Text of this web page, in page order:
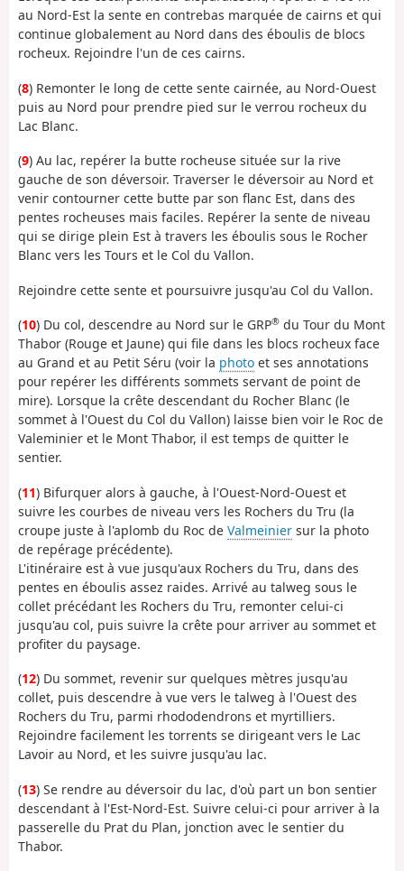
au Nord-Est la sente en contrebas marquée de cairns et qui
continue globalement au Nord dans des éboulis de blocs
rocheux. Rejoindre l'un de ces cairns.
(8) Remonter le long de cette sente cairnée, au Nord-Ouest
puis au Nord pour prendre pied sur le verrou rocheux du
Lac Blanc.
(9) Au lac, repérer la butte rocheuse située sur la rive
gauche de son déversoir. Traverser le déversoir au Nord et
venir contourner cette butte par son flanc Est, dans des
pentes rocheuses mais faciles. Repérer la sente de niveau
qui se dirige plein Est à travers les éboulis sous le Rocher
Blanc vers les Tours et le Col du Vallon.
Rejoindre cette sente et poursuivre jusqu'au Col du Vallon.
(10) Du col, descendre au Nord sur le GRP® du Tour du Mont
Thabor (Rouge et Jaune) qui file dans les blocs rocheux face
au Grand et au Petit Séru (voir la photo et ses annotations
pour repérer les différents sommets servant de point de
mire). Lorsque la crête descendant du Rocher Blanc (le
sommet à l'Ouest du Col du Vallon) laisse bien voir le Roc de
Valeminier et le Mont Thabor, il est temps de quitter le
sentier.
(11) Bifurquer alors à gauche, à l'Ouest-Nord-Ouest et
suivre les courbes de niveau vers les Rochers du Tru (la
croupe juste à l'aplomb du Roc de Valmeinier sur la photo
de repérage précédente).
L'itinéraire est à vue jusqu'aux Rochers du Tru, dans des
pentes en éboulis assez raides. Arrivé au talweg sous le
collet précédant les Rochers du Tru, remonter celui-ci
jusqu'au col, puis suivre la crête pour arriver au sommet et
profiter du paysage.
(12) Du sommet, revenir sur quelques mètres jusqu'au
collet, puis descendre à vue vers le talweg à l'Ouest des
Rochers du Tru, parmi rhododendrons et myrtilliers.
Rejoindre facilement les torrents se dirigeant vers le Lac
Lavoir au Nord, et les suivre jusqu'au lac.
(13) Se rendre au déversoir du lac, d'où part un bon sentier
descendant à l'Est-Nord-Est. Suivre celui-ci pour arriver à la
passerelle du Prat du Plan, jonction avec le sentier du
Thabor.